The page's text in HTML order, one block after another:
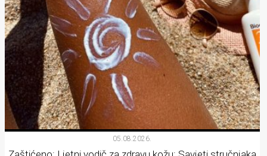
05.08.2026.